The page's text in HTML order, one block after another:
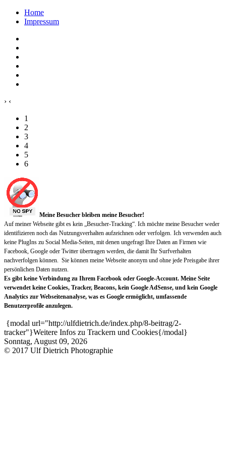
Home
Impressum
› ‹
1
2
3
4
5
6
Meine Besucher bleiben meine Besucher!
Auf meiner Webseite gibt es kein „Besucher-Tracking“. Ich möchte meine Besucher weder
identifizieren noch das Nutzungsverhalten aufzeichnen oder verfolgen. Ich verwenden auch
keine PlugIns zu Social Media-Seiten, mit denen ungefragt Ihre Daten an Firmen wie
Facebook, Google oder Twitter übertragen werden, die damit Ihr Surfverhalten
nachverfolgen können. Sie können meine Webseite anonym und ohne jede Preisgabe ihrer
persönlichen Daten nutzen.
Es gibt keine Verbindung zu Ihrem Facebook oder Google-Account. Meine Seite
verwendet keine Cookies, Tracker, Beacons, kein Google AdSense, und kein Google
Analytics zur Webseitenanalyse, was es Google ermöglicht, umfassende
Benutzerprofile anzulegen.
{modal url="http://ulfdietrich.de/index.php/8-beitrag/2-
tracker"}Weitere Infos zu Trackern und Cookies{/modal}
Sonntag, August 09, 2026
© 2017 Ulf Dietrich Photographie